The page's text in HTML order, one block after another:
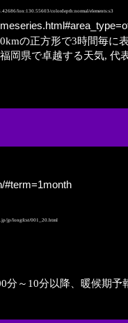
lon:130.55603/colordepth:normal/elements:s3
の正方形で3時間毎に
県で卓越する天気,
#term=1month
jp/longfcst/001_20.html
～10分以降、暖候期